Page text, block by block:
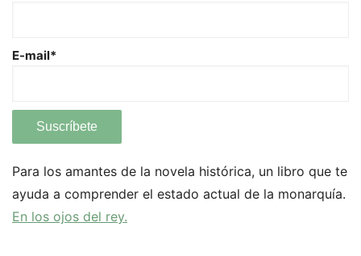
E-mail*
Para los amantes de la novela histórica, un libro que te
ayuda a comprender el estado actual de la monarquía.
En los ojos del rey.